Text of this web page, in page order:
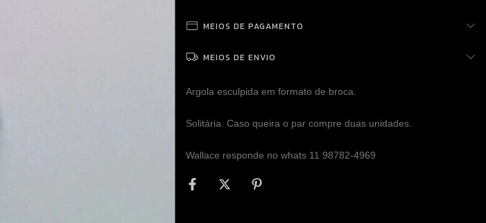
MEIOS DE PAGAMENTO
MEIOS DE ENVIO
Argola esculpida em formato de broca.
Solitária. Caso queira o par compre duas unidades.
Wallace responde no whats 11 98782-4969